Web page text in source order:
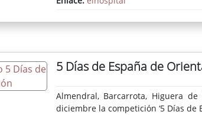
5 Días de España de
Almendral, Barcarrota, Higuera
diciembre la competición ‘5 Días de